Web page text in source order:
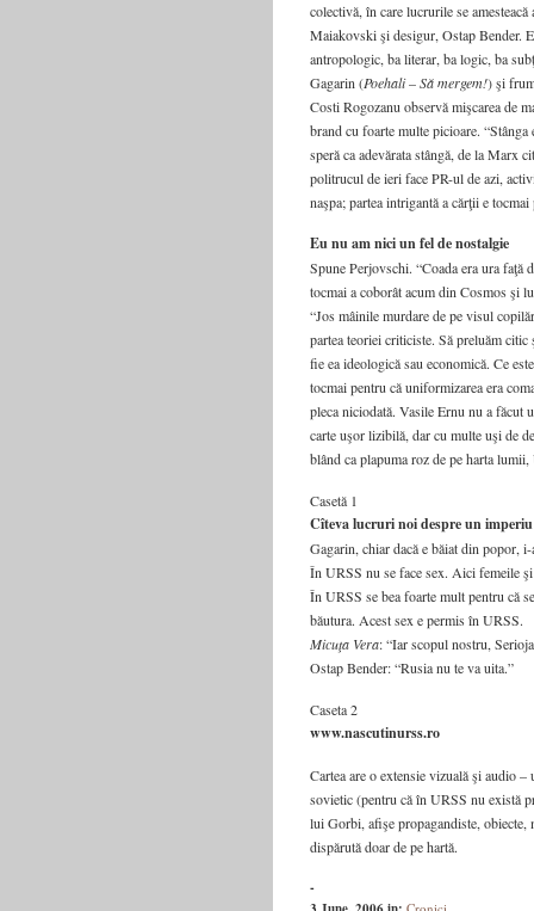
colectivă, în care lucrurile se
Maiakovski şi desigur, Ostap Bender.
antropologic, ba literar, ba logic, ba
Gagarin (Poehali–Să mergem!) şi
Costi Rogozanu observă mişcarea de
brand cu foarte multe picioare.
speră ca adevărata stângă, de la Marx
politrucul de ieri face PR-ul de azi,
naşpa; partea intrigantă a cărţii e
Eu nu am nici un fel de nostalgie
Spune Perjovschi. “Coada era ura faţă
tocmai a coborât acum din Cosmos şi
“Jos mâinile murdare de pe visul
partea teoriei criticiste. Să preluăm
fie ea ideologică sau economică. Ce
tocmai pentru că uniformizarea era
pleca niciodată. Vasile Ernu nu a făcut
carte uşor lizibilă, dar cu multe uşi de
blând ca plapuma roz de pe harta
Casetă 1
Cîteva lucruri noi despre un
Gagarin, chiar dacă e băiat din popor,
În URSS nu se face sex. Aici femeile
În URSS se bea foarte mult pentru că
băutura. Acest sex e permis în URSS.
Micuţa Vera: “Iar scopul nostru,
Ostap Bender: “Rusia nu te va uita.”
Caseta 2
www.nascutinurss.ro
Cartea are o extensie vizuală şi audio
sovietic (pentru că în URSS nu există
lui Gorbi, afişe propagandiste, obiecte,
dispărută doar de pe hartă.
-